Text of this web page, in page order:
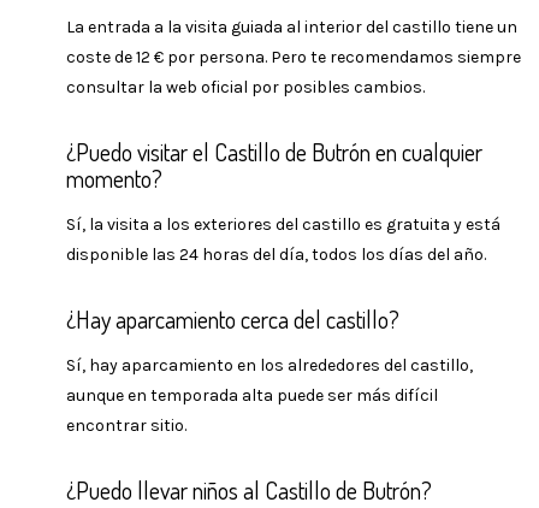
La entrada a la visita guiada al interior del castillo tiene un
coste de 12 € por persona. Pero te recomendamos siempre
consultar la web oficial por posibles cambios.
¿Puedo visitar el Castillo de Butrón en cualquier
momento?
Sí, la visita a los exteriores del castillo es gratuita y está
disponible las 24 horas del día, todos los días del año.
¿Hay aparcamiento cerca del castillo?
Sí, hay aparcamiento en los alrededores del castillo,
aunque en temporada alta puede ser más difícil
encontrar sitio.
¿Puedo llevar niños al Castillo de Butrón?